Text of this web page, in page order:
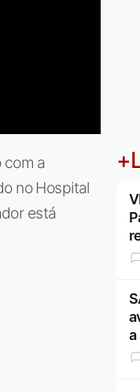
com a
no Hospital
está
a